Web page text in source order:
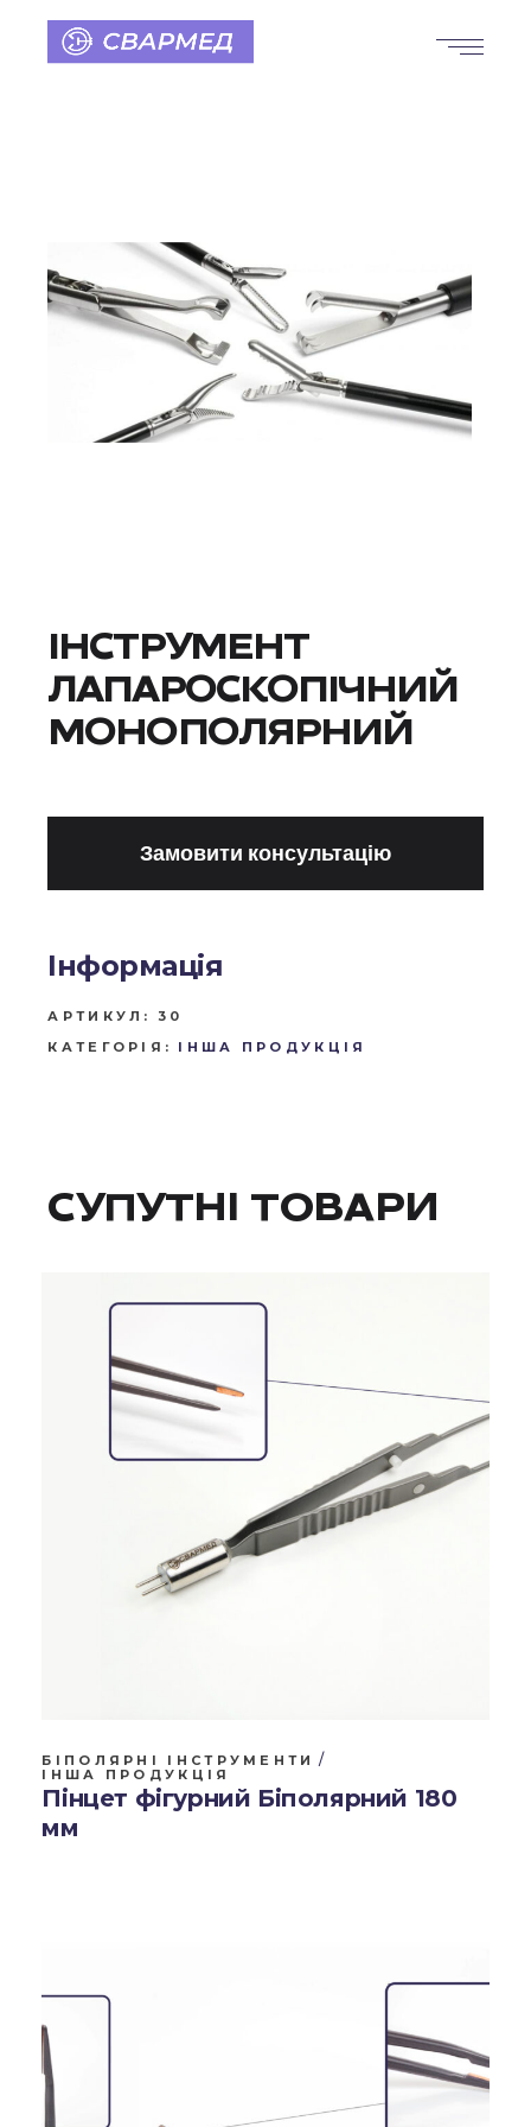
ІНСТРУМЕНТ
ЛАПАРОСКОПІЧНИЙ
МОНОПОЛЯРНИЙ
Замовити консультацію
Інформація
АРТИКУЛ:
30
КАТЕГОРІЯ:
ІНША ПРОДУКЦІЯ
СУПУТНІ ТОВАРИ
БІПОЛЯРНІ ІНСТРУМЕНТИ
ІНША ПРОДУКЦІЯ
Пінцет фігурний Біполярний 180
мм